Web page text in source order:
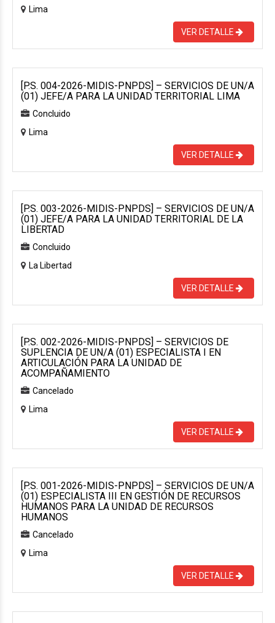
Lima
VER DETALLE
[P.S. 004-2026-MIDIS-PNPDS] – SERVICIOS DE UN/A
(01) JEFE/A PARA LA UNIDAD TERRITORIAL LIMA
Concluido
Lima
VER DETALLE
[P.S. 003-2026-MIDIS-PNPDS] – SERVICIOS DE UN/A
(01) JEFE/A PARA LA UNIDAD TERRITORIAL DE LA
LIBERTAD
Concluido
La Libertad
VER DETALLE
[P.S. 002-2026-MIDIS-PNPDS] – SERVICIOS DE
SUPLENCIA DE UN/A (01) ESPECIALISTA I EN
ARTICULACIÓN PARA LA UNIDAD DE
ACOMPAÑAMIENTO
Cancelado
Lima
VER DETALLE
[P.S. 001-2026-MIDIS-PNPDS] – SERVICIOS DE UN/A
(01) ESPECIALISTA III EN GESTIÓN DE RECURSOS
HUMANOS PARA LA UNIDAD DE RECURSOS
HUMANOS
Cancelado
Lima
VER DETALLE